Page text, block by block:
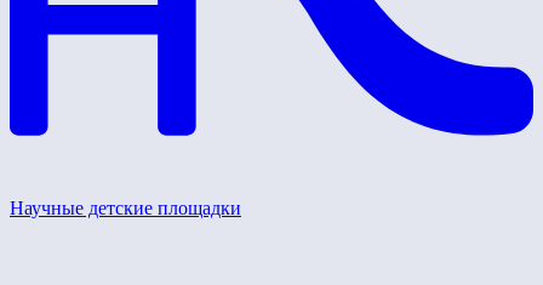
Научные детские площадки